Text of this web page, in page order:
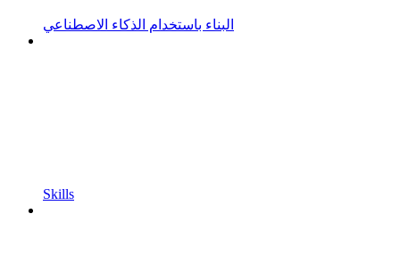
البناء باستخدام الذكاء الاصطناعي
Skills